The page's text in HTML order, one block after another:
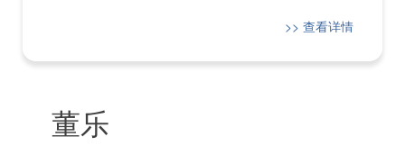
>> 查看详情
董乐